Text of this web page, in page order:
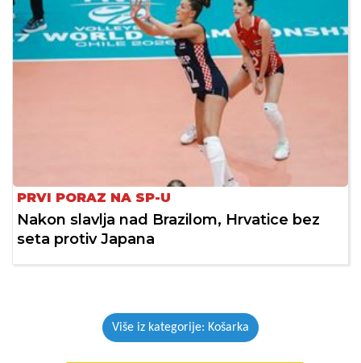
PRVI PORAZ NA SP-U
Nakon slavlja nad Brazilom, Hrvatice bez
seta protiv Japana
Više iz kategorije: Košarka